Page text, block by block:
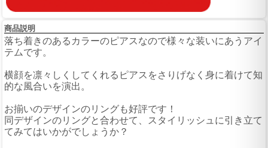
商品説明
落ち着きのあるカラーのピアスなので様々な装いにあうアイ
テムです。
横顔を凛々しくしてくれるピアスをさりげなく身に着けて知
的な風合いを演出。
お揃いのデザインのリングも好評です！
同デザインのリングと合わせて、スタイリッシュに引き立て
てみてはいかがでしょうか？